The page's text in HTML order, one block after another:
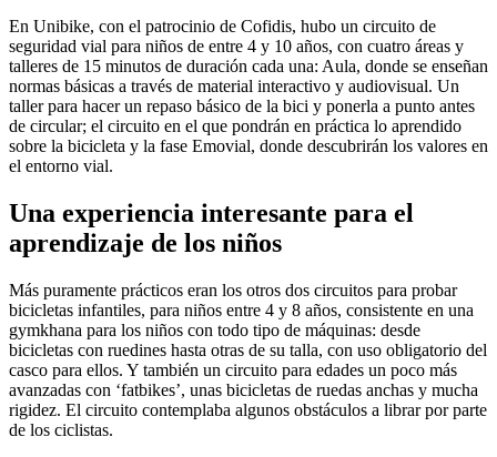
En Unibike, con el patrocinio de Cofidis, hubo un circuito de
seguridad vial para niños de entre 4 y 10 años, con cuatro áreas y
talleres de 15 minutos de duración cada una: Aula, donde se enseñan
normas básicas a través de material interactivo y audiovisual. Un
taller para hacer un repaso básico de la bici y ponerla a punto antes
de circular; el circuito en el que pondrán en práctica lo aprendido
sobre la bicicleta y la fase Emovial, donde descubrirán los valores en
el entorno vial.
Una experiencia interesante para el
aprendizaje de los niños
Más puramente prácticos eran los otros dos circuitos para probar
bicicletas infantiles, para niños entre 4 y 8 años, consistente en una
gymkhana para los niños con todo tipo de máquinas: desde
bicicletas con ruedines hasta otras de su talla, con uso obligatorio del
casco para ellos. Y también un circuito para edades un poco más
avanzadas con ‘fatbikes’, unas bicicletas de ruedas anchas y mucha
rigidez. El circuito contemplaba algunos obstáculos a librar por parte
de los ciclistas.